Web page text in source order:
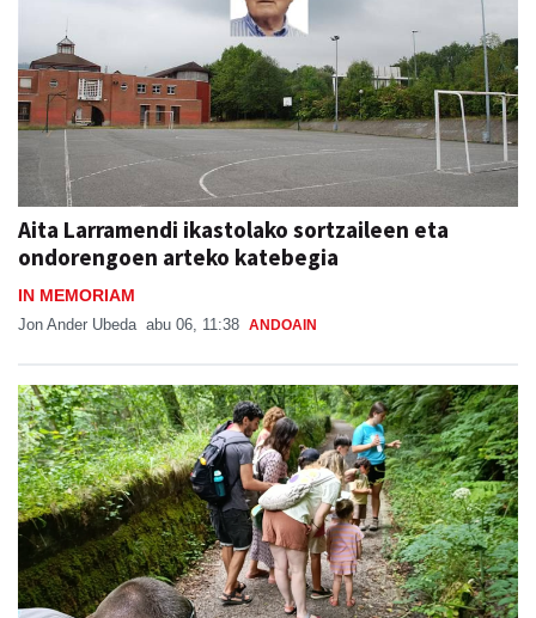
Aita Larramendi ikastolako sortzaileen eta
ondorengoen arteko katebegia
IN MEMORIAM
Jon Ander Ubeda abu 06, 11:38 ANDOAIN